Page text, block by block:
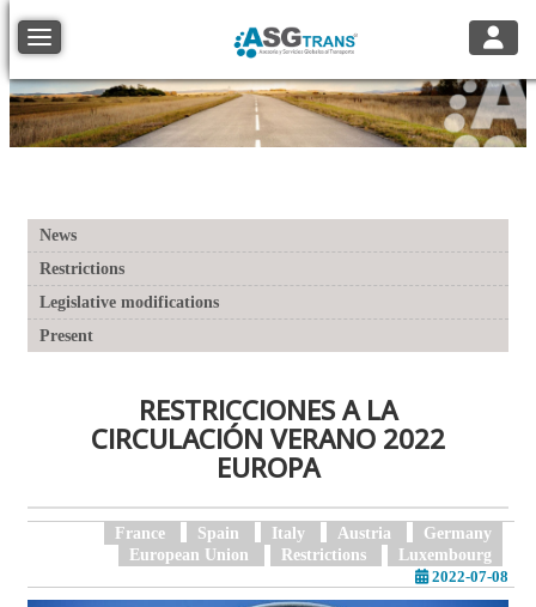
Toggle navigation
News
Restrictions
Legislative modifications
Present
RESTRICCIONES A LA
CIRCULACIÓN VERANO 2022
EUROPA
France Spain Italy Austria
Germany
European Union
Restrictions Luxembourg
2022-07-08